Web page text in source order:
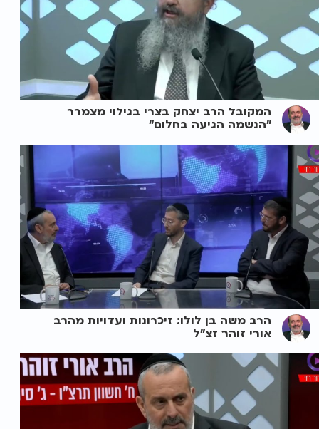
המקובל הרב יצחק בצרי בגילוי מצמרר
"הנשמה הגיעה בחלום"
הרב משה בן לולו: זיכרונות ועדויות מהרב
אורי זוהר זצ"ל